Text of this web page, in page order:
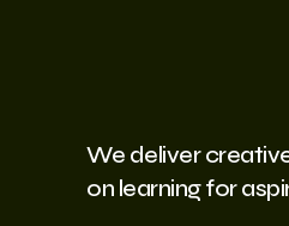
We deliver
on learning for